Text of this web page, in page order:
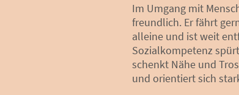
Im Umgang mit
freundlich. Er fährt
alleine und ist weit
Sozialkompetenz
schenkt Nähe und
und orientiert sich